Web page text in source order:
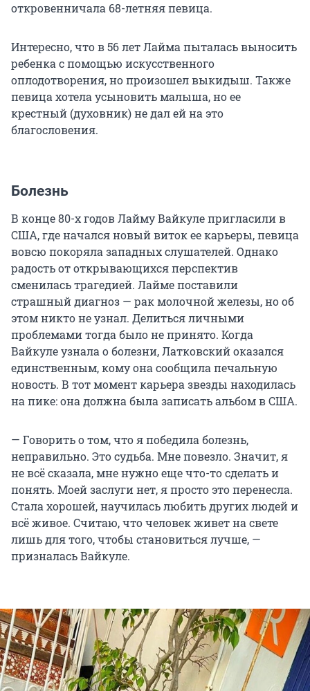
откровенничала 68-летняя певица.
Интересно, что в 56 лет Лайма пыталась выносить
ребенка с помощью искусственного
оплодотворения, но произошел выкидыш. Также
певица хотела усыновить малыша, но ее
крестный (духовник) не дал ей на это
благословения.
Болезнь
В конце 80-х годов Лайму Вайкуле пригласили в
США, где начался новый виток ее карьеры, певица
вовсю покоряла западных слушателей. Однако
радость от открывающихся перспектив
сменилась трагедией. Лайме поставили
страшный диагноз — рак молочной железы, но об
этом никто не узнал. Делиться личными
проблемами тогда было не принято. Когда
Вайкуле узнала о болезни, Латковский оказался
единственным, кому она сообщила печальную
новость. В тот момент карьера звезды находилась
на пике: она должна была записать альбом в США.
— Говорить о том, что я победила болезнь,
неправильно. Это судьба. Мне повезло. Значит, я
не всё сказала, мне нужно еще что-то сделать и
понять. Моей заслуги нет, я просто это перенесла.
Стала хорошей, научилась любить других людей и
всё живое. Считаю, что человек живет на свете
лишь для того, чтобы становиться лучше, —
призналась Вайкуле.